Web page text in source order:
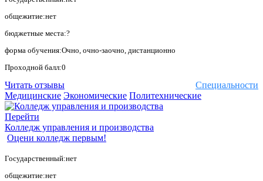
общежитие:нет
бюджетные места:?
форма обучения:Очно, очно-заочно, дистанционно
Проходной балл:0
Специальности
Читать отзывы
Медицинские Экономические Политехнические
Перейти
Колледж управления и производства
Оцени колледж первым!
Государственный:нет
общежитие:нет